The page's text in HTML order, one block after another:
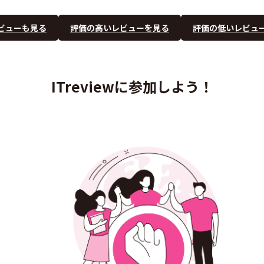
ューも見る 評価の高いレビューを見る 評価の低いレビュ
ITreviewに参加しよう！